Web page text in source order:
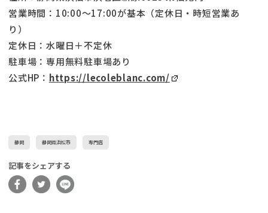
営業時間：10:00〜17:00が基本（定休日・時短営業あ
り）
定休日：水曜日＋不定休
駐車場：専用無料駐車場あり
公式HP： https://lecoleblanc.com/
静岡 静岡県浜松市 専門店
記事をシェアする